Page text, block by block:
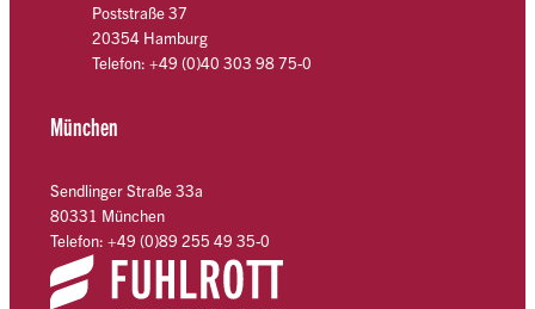
Poststraße 37
20354 Hamburg
Telefon: +49 (0)40 303 98 75-0
München
Sendlinger Straße 33a
80331 München
Telefon: +49 (0)89 255 49 35-0